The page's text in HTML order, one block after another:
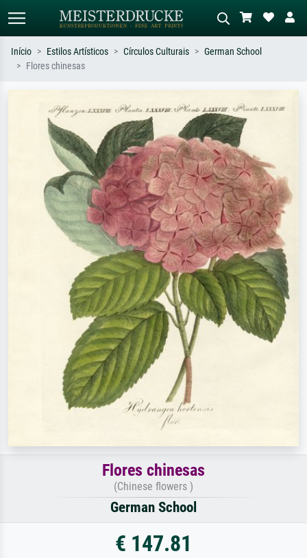
ex: Monet, Noite Estrelada,
impressionismo, onda de Hokusai, nu.
Descreva a cena – ex: prado verde,
abstrato com muito vermelho, pintura
a óleo escura, nu em pé ao lado de
uma árvore.
Início Estilos Artísticos Círculos Culturais
German School
Flores chinesas
Flores chinesas
(Chinese flowers )
German School
€ 147.81